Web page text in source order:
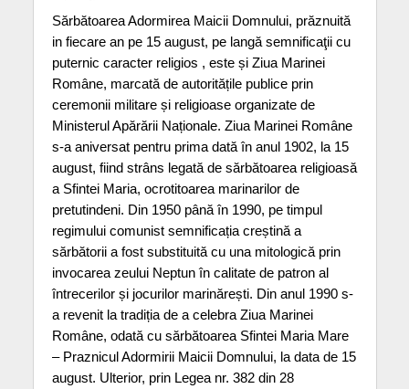
Sărbătoarea Adormirea Maicii Domnului, prăznuită
in fiecare an pe 15 august, pe langă semnificaţii cu
puternic caracter religios , este și Ziua Marinei
Române, marcată de autoritățile publice prin
ceremonii militare și religioase organizate de
Ministerul Apărării Naționale. Ziua Marinei Române
s-a aniversat pentru prima dată în anul 1902, la 15
august, fiind strâns legată de sărbătoarea religioasă
a Sfintei Maria, ocrotitoarea marinarilor de
pretutindeni. Din 1950 până în 1990, pe timpul
regimului comunist semnificația creștină a
sărbătorii a fost substituită cu una mitologică prin
invocarea zeului Neptun în calitate de patron al
întrecerilor și jocurilor marinărești. Din anul 1990 s-
a revenit la tradiția de a celebra Ziua Marinei
Române, odată cu sărbătoarea Sfintei Maria Mare
– Praznicul Adormirii Maicii Domnului, la data de 15
august. Ulterior, prin Legea nr. 382 din 28